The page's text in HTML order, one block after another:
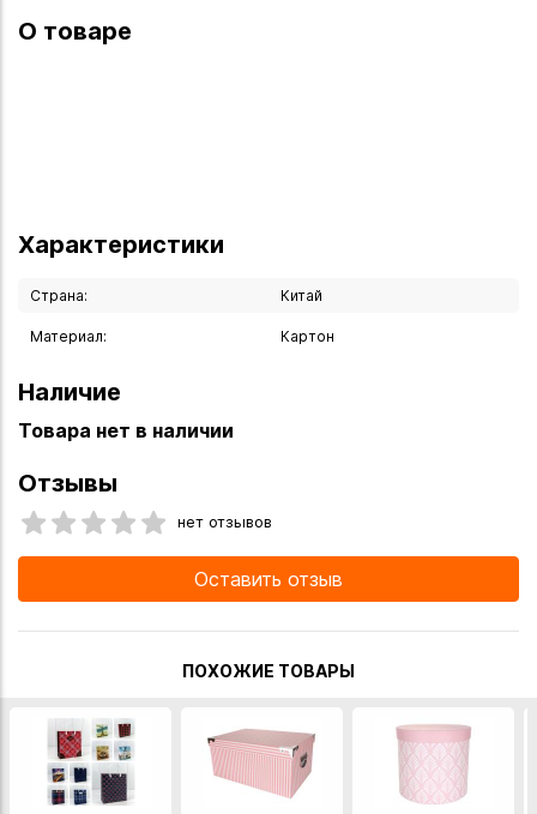
О товаре
Характеристики
Страна: Китай
Материал: Картон
Наличие
Товара нет в наличии
Отзывы
нет отзывов
Оставить отзыв
ПОХОЖИЕ ТОВАРЫ